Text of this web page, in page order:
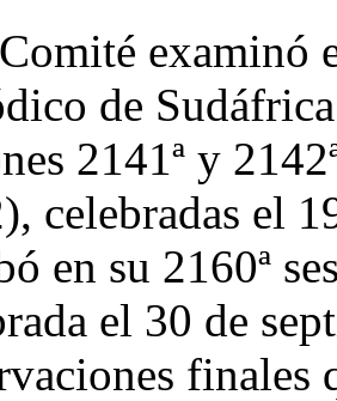
examinó
de
2141ª y
celebradas el
en su 2160ª
el 30 de